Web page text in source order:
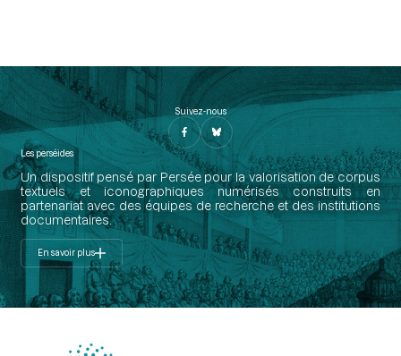
Suivez-nous
Les perséides
Un dispositif pensé par Persée pour la valorisation de corpus
textuels et iconographiques numérisés construits en
partenariat avec des équipes de recherche et des institutions
documentaires.
En savoir plus